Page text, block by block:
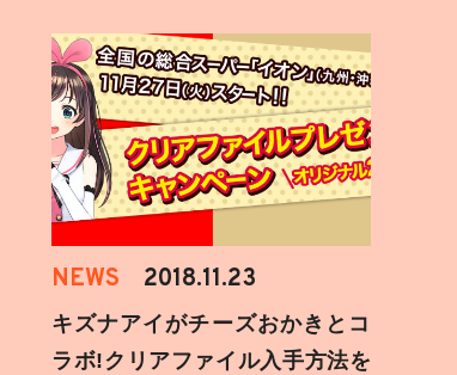
NEWS 2018.11.23
キズナアイがチーズおかきとコ
ラボ!クリアファイル入手方法を